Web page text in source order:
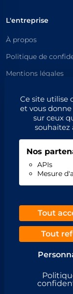
Ce site utilise
et vous
sur ceux
souhaitez
Nos
APIs
Mesure
Tout
Tout
L'entreprise
À propos
Politique de
Mentions légales
Catégories
Catégories
Professionnels
Inscrivez-vous
Demande de retrait
© 2026 Annuaire
Mentions légales